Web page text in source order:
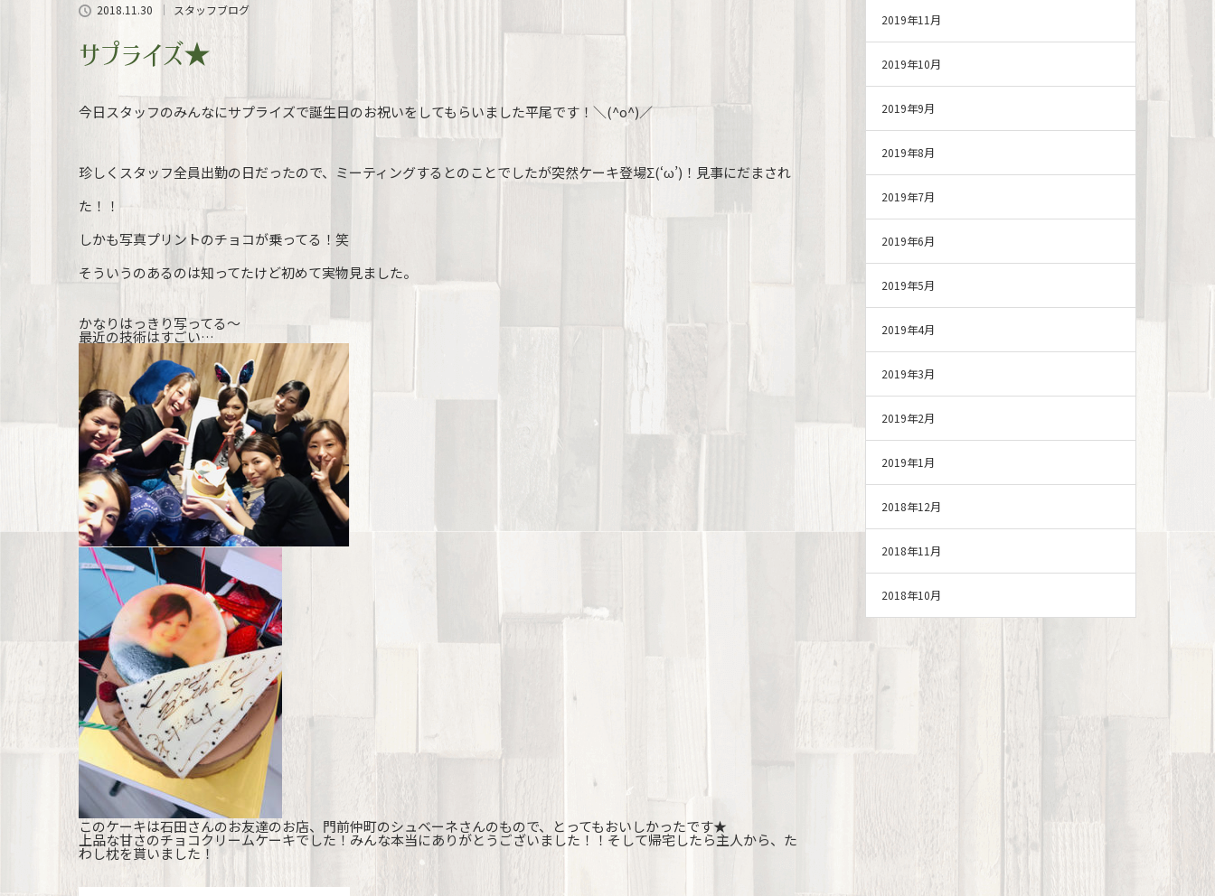
2018.11.30 スタッフブログ
サプライズ★
今日スタッフのみんなにサプライズで誕生日のお祝いをしてもらいました平尾です！＼(^o^)／
珍しくスタッフ全員出勤の日だったので、ミーティングするとのことでしたが突然ケーキ登場Σ(‘ω’)！見事にだまされ
た！！
しかも写真プリントのチョコが乗ってる！笑
そういうのあるのは知ってたけど初めて実物見ました。
かなりはっきり写ってる～
最近の技術はすごい…
このケーキは石田さんのお友達のお店、門前仲町のシュベーネさんのもので、とってもおいしかったです★
上品な甘さのチョコクリームケーキでした！みんな本当にありがとうございました！！そして帰宅したら主人から、た
わし枕を貰いました！
2019年11月
2019年10月
2019年9月
2019年8月
2019年7月
2019年6月
2019年5月
2019年4月
2019年3月
2019年2月
2019年1月
2018年12月
2018年11月
2018年10月